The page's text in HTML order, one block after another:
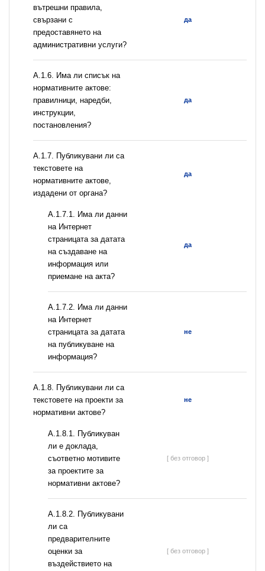
вътрешни правила,
свързани с
предоставянето на
административни услуги?
да
А.1.6. Има ли списък на
нормативните актове:
правилници, наредби,
инструкции,
постановления?
да
А.1.7. Публикувани ли са
текстовете на
нормативните актове,
издадени от органа?
да
A.1.7.1. Има ли данни
на Интернет
страницата за датата
на създаване на
информация или
приемане на акта?
да
A.1.7.2. Има ли данни
на Интернет
страницата за датата
на публикуване на
информация?
не
А.1.8. Публикувани ли са
текстовете на проекти за
нормативни актове?
не
А.1.8.1. Публикуван
ли е доклада,
съответно мотивите
за проектите за
нормативни актове?
[ без отговор ]
А.1.8.2. Публикувани
ли са
предварителните
оценки за
въздействието на
[ без отговор ]